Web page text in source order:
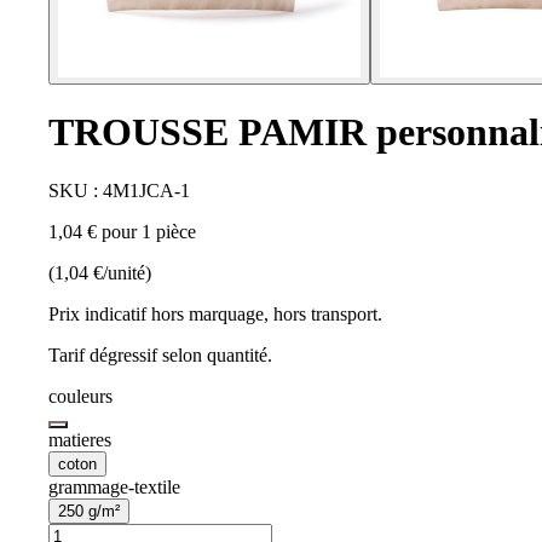
TROUSSE PAMIR
SKU : 4M1JCA-1
1,04 € pour 1 pièce
(1,04 €/unité)
Prix indicatif hors marquage, hors transport.
Tarif dégressif selon quantité.
couleurs
matieres
coton
grammage-textile
250 g/m²